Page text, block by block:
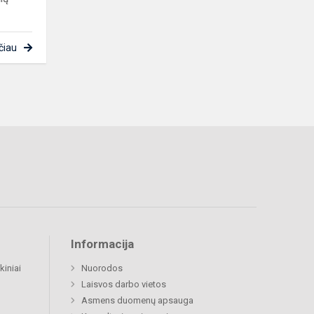
Informacija
Nuorodos
Laisvos darbo vietos
Asmens duomenų apsauga